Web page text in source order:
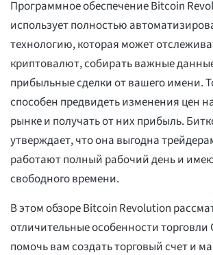
Программное обеспечение Bitcoin
использует полностью
технологию, которая может
криптовалют, собирать важные
прибыльные сделки от вашего имени.
способен предвидеть изменения цен
рынке и получать от них прибыль.
утверждает, что она выгодна
работают полный рабочий день и
свободного времени.
В этом обзоре Bitcoin Revolution
отличительные особенности торговли
помочь вам создать торговый счет и